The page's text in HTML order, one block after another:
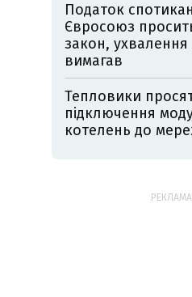
Податок
Євросоюз
закон, ухвалення
вимагав
Тепловики
підключення
котелень до